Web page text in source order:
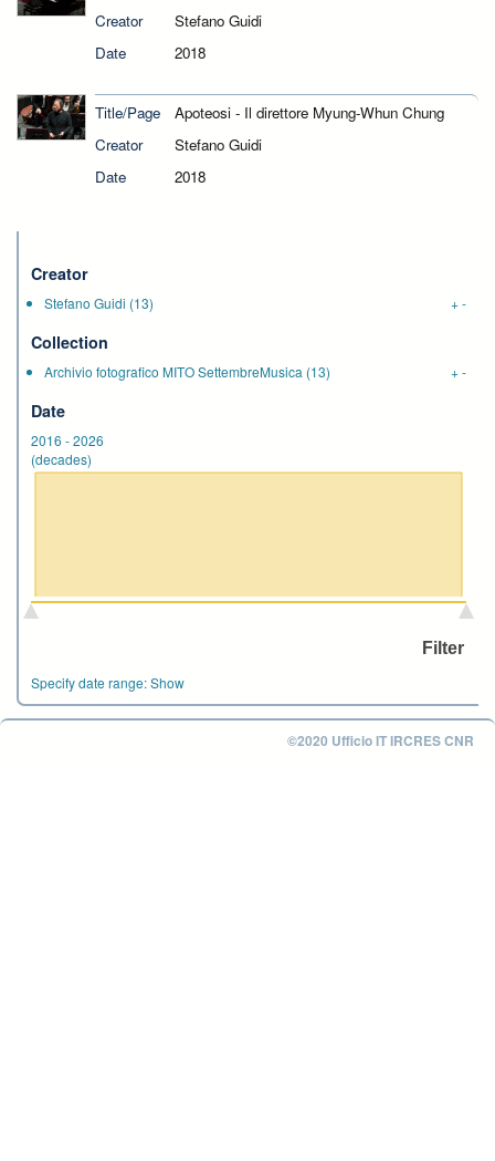
Creator
Stefano Guidi
Date
2018
Title/Page
Apoteosi - Il direttore Myung-Whun Chung
Creator
Stefano Guidi
Date
2018
Creator
Stefano Guidi (13) +-
Collection
Archivio fotografico MITO SettembreMusica (13) +-
Date
2016 -2026
(decades)
Specify date range:Show
©2020 Ufficio IT IRCRES CNR